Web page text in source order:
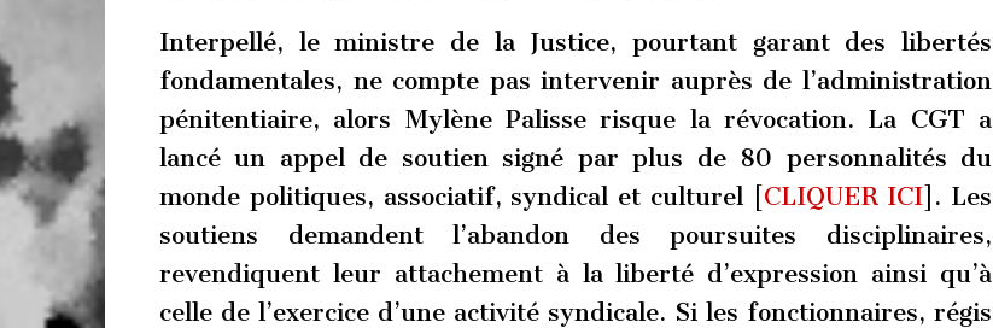
Interpellé, le ministre de la Justice, pourtant garant des libertés
fondamentales, ne compte pas intervenir auprès de l’administration
pénitentiaire, alors Mylène Palisse risque la révocation. La CGT a
lancé un appel de soutien signé par plus de 80 personnalités du
monde politiques, associatif, syndical et culturel [ CLIQUER ICI ]. Les
soutiens demandent l’abandon des poursuites disciplinaires,
revendiquent leur attachement à la liberté d’expression ainsi qu’à
celle de l’exercice d’une activité syndicale. Si les fonctionnaires, régis